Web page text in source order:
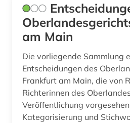
am Main
Die vorliegende Sammlung
Entscheidungen des
Frankfurt am Main, die von
Richterinnen des
Veröffentlichung
Kategorisierung und